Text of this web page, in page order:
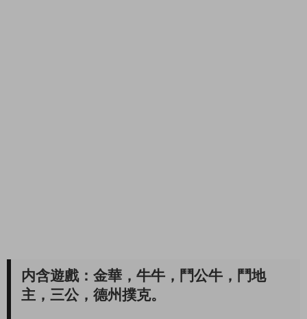
内含遊戲：金華，牛牛，鬥公牛，鬥地
主，三公，德州撲克。